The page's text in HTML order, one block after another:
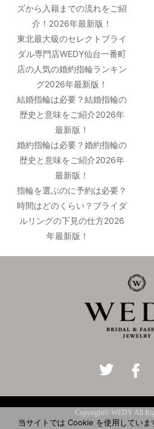
ズから入籍までの流れをご紹
介！2026年最新版！
東北最大級のセレクトブライ
ダル専門店WEDY仙台一番町
店の人気の婚約指輪ランキン
グ2026年最新版！
結婚指輪は必要？結婚指輪の
歴史と意味をご紹介2026年
最新版！
婚約指輪は必要？婚約指輪の
歴史と意味をご紹介2026年
最新版！
指輪を選ぶのに予約は必要？
時間はどのくらい？ブライダ
ルリングの下見の仕方2026
年最新版！
Copyright© WEDY All
当サイトでは Cookie を使用していま